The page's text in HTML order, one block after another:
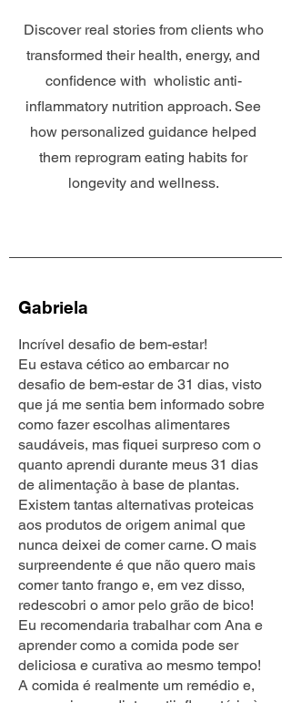
Discover real stories from clients who
transformed their health, energy, and
confidence with wholistic anti-
inflammatory nutrition approach. See
how personalized guidance helped
them reprogram eating habits for
longevity and wellness.
Gabriela
Incrível desafio de bem-estar!
Eu estava cético ao embarcar no
desafio de bem-estar de 31 dias, visto
que já me sentia bem informado sobre
como fazer escolhas alimentares
saudáveis, mas fiquei surpreso com o
quanto aprendi durante meus 31 dias
de alimentação à base de plantas.
Existem tantas alternativas proteicas
aos produtos de origem animal que
nunca deixei de comer carne. O mais
surpreendente é que não quero mais
comer tanto frango e, em vez disso,
redescobri o amor pelo grão de bico!
Eu recomendaria trabalhar com Ana e
aprender como a comida pode ser
deliciosa e curativa ao mesmo tempo!
A comida é realmente um remédio e,